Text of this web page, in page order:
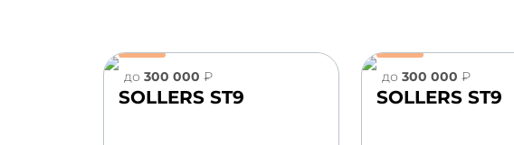
до 300 000 ₽
SOLLERS ST9
до 300 000 ₽
SOLLERS ST9